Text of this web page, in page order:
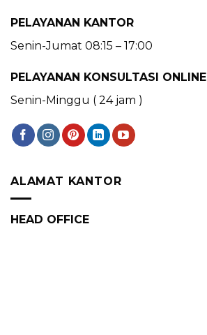
PELAYANAN KANTOR
Senin-Jumat 08:15 – 17:00
PELAYANAN KONSULTASI ONLINE
Senin-Minggu ( 24 jam )
ALAMAT KANTOR
HEAD OFFICE